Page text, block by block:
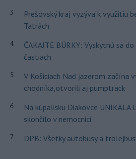
3
Prešovský kraj vyzýva k využitiu
Tatrách
4
ČAKAJTE BÚRKY: Vyskytnú sa
častiach
5
V Košiciach Nad jazerom začína
chodníka,otvorili aj pumptrack
6
Na kúpalisku Diakovce UNIKALA
skončilo v nemocnici
7 DPB: Všetky autobusy a